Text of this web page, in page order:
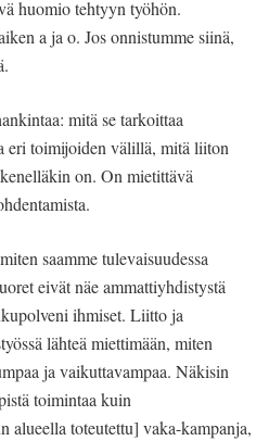
huomio tehtyyn työhön.
a ja o. Jos onnistumme siinä,
mitä se tarkoittaa
eri toimijoiden välillä, mitä liiton
on. On mietittävä
saamme tulevaisuudessa
eivät näe ammattiyhdistystä
ihmiset. Liitto ja
lähteä miettimään, miten
ja vaikuttavampaa. Näkisin
toimintaa kuin
alueella toteutettu] vaka-kampanja,